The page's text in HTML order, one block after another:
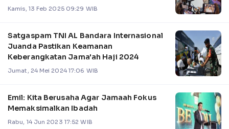
Anak
Kamis, 13 Feb 2025 09:29 WIB
Satgaspam TNI AL Bandara Internasional
Juanda Pastikan Keamanan
Keberangkatan Jama'ah Haji 2024
Jumat, 24 Mei 2024 17:06 WIB
Emil: Kita Berusaha Agar Jamaah Fokus
Memaksimalkan Ibadah
Rabu, 14 Jun 2023 17:52 WIB